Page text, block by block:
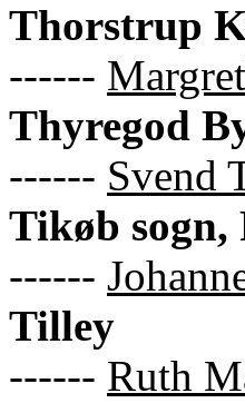
Thorstrup
------
Thyregod
------ Svend
Tikøb sogn,
------
Tilley
------ Ruth